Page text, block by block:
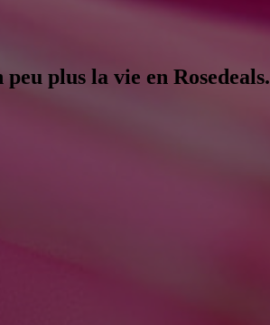
plus la vie en Rosedeals.